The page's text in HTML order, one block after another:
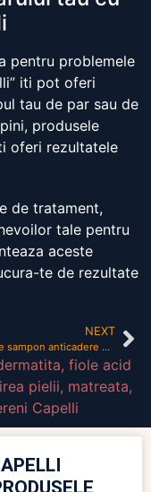
pentru problemele
iti pot oferi
tau de par sau de
produsele
oferi rezultatele
de tratament,
tale pentru
aceste
te de rezultate
NEXT
cystiphane sampon anticadere pareri
, fiole acid
pielii, matreata,
Capelli